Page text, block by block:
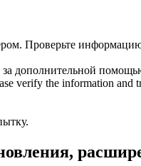
Проверьте
за дополнительной
verify the information and